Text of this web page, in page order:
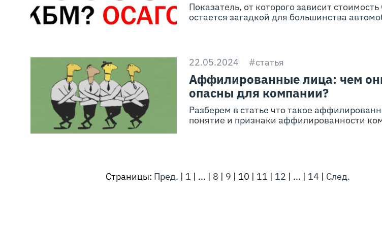
Показатель, от которого зависит
остается загадкой для большинства
22.05.2024 #статья
Аффилированные лица: чем
опасны для компании?
Разберем в статье что такое
понятие и признаки аффилированности
Страницы: Пред. | 1 | ... | 8 | 9 | 10 | 11 | 12 | ... | 14 | След.